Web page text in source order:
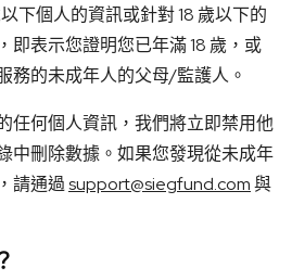
下個人的資訊或針對 18 歲以下的
即表示您證明您已年滿 18 歲，或
務的未成年人的父母/監護人。
任何個人資訊，我們將立即禁用他
中刪除數據。如果您發現從未成年
請通過support@siegfund.com與